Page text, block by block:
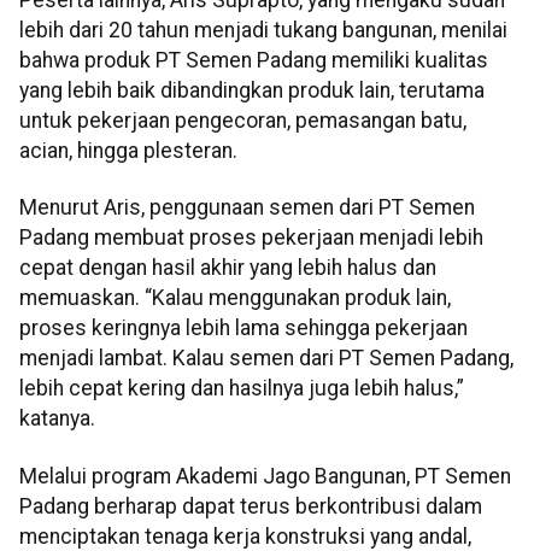
lebih dari 20 tahun menjadi tukang bangunan, menilai
bahwa produk PT Semen Padang memiliki kualitas
yang lebih baik dibandingkan produk lain, terutama
untuk pekerjaan pengecoran, pemasangan batu,
acian, hingga plesteran.
Menurut Aris, penggunaan semen dari PT Semen
Padang membuat proses pekerjaan menjadi lebih
cepat dengan hasil akhir yang lebih halus dan
memuaskan. “Kalau menggunakan produk lain,
proses keringnya lebih lama sehingga pekerjaan
menjadi lambat. Kalau semen dari PT Semen Padang,
lebih cepat kering dan hasilnya juga lebih halus,”
katanya.
Melalui program Akademi Jago Bangunan, PT Semen
Padang berharap dapat terus berkontribusi dalam
menciptakan tenaga kerja konstruksi yang andal,